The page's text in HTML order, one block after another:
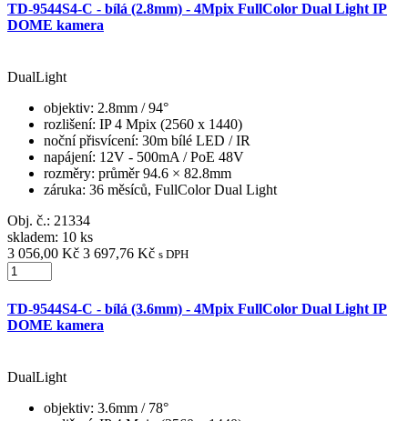
TD-9544S4-C - bílá (2.8mm) - 4Mpix FullColor Dual Light IP
DOME kamera
DualLight
objektiv: 2.8mm / 94°
rozlišení: IP 4 Mpix (2560 x 1440)
noční přisvícení: 30m bílé LED / IR
napájení: 12V - 500mA / PoE 48V
rozměry: průměr 94.6 × 82.8mm
záruka: 36 měsíců, FullColor Dual Light
Obj. č.: 21334
skladem: 10 ks
3 056,00 Kč 3 697,76 Kč s DPH
TD-9544S4-C - bílá (3.6mm) - 4Mpix FullColor Dual Light IP
DOME kamera
DualLight
objektiv: 3.6mm / 78°